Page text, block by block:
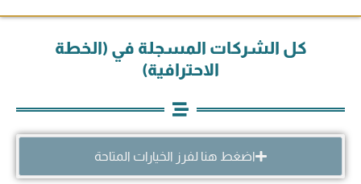
كل الشركات المسجلة في (الخطة
الاحترافية)
اضغط هنا لفرز الخيارات المتاحة